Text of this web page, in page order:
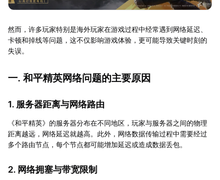
然而，许多玩家特别是海外玩家在游戏过程中经常遇到网络延迟、
卡顿和掉线等问题，这不仅影响游戏体验，更可能导致关键时刻的
失误。
一. 和平精英网络问题的主要原因
1. 服务器距离与网络路由
《和平精英》的服务器分布在不同地区，玩家与服务器之间的物理
距离越远，网络延迟就越高。此外，网络数据传输过程中需要经过
多个路由节点，每个节点都可能增加延迟或造成数据丢包。
2. 网络拥塞与带宽限制